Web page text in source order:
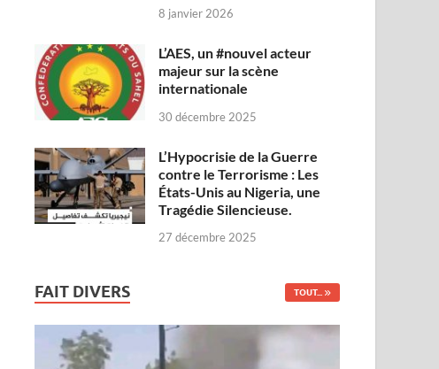
8 janvier 2026
L’AES, un #nouvel acteur
majeur sur la scène
internationale
30 décembre 2025
L’Hypocrisie de la Guerre
contre le Terrorisme : Les
États-Unis au Nigeria, une
Tragédie Silencieuse.
27 décembre 2025
FAIT DIVERS TOUT...